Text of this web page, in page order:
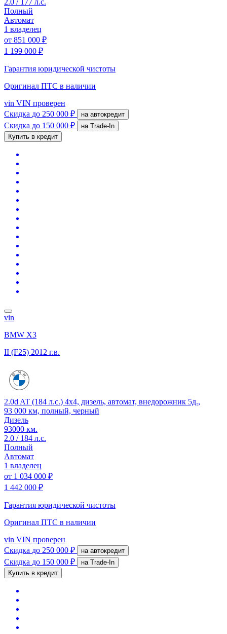
Полный
Автомат
1 владелец
от 851 000 ₽
1 199 000 ₽
Гарантия юридической чистоты
Оригинал ПТС в наличии
vin VIN проверен
Скидка до 250 000 ₽ на автокредит
Скидка до 150 000 ₽
на Trade-In
Купить в кредит
vin
BMW X3
II (F25) 2012 г.в.
2.0d AT (184 л.с.) 4x4, дизель, автомат, внедорожник 5д.,
93 000 км, полный, черный
Дизель
93000 км.
2.0 / 184 л.с.
Полный
Автомат
1 владелец
от 1 034 000 ₽
1 442 000 ₽
Гарантия юридической чистоты
Оригинал ПТС в наличии
vin VIN проверен
Скидка до 250 000 ₽ на автокредит
Скидка до 150 000 ₽
на Trade-In
Купить в кредит